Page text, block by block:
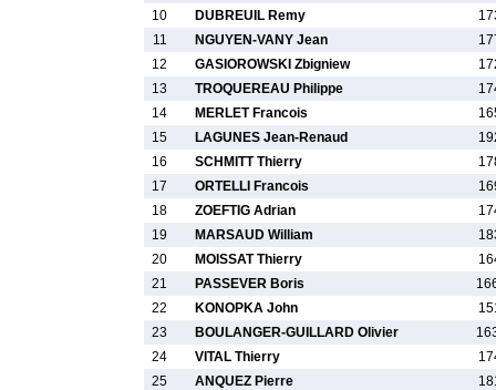
10
DUBREUIL Remy
11
NGUYEN-VANY Jean
12
GASIOROWSKI Zbigniew
13
TROQUEREAU Philippe
14
MERLET Francois
15
LAGUNES Jean-Renaud
16
SCHMITT Thierry
17
ORTELLI Francois
18
ZOEFTIG Adrian
19
MARSAUD William
20
MOISSAT Thierry
21
PASSEVER Boris
22
KONOPKA John
23
BOULANGER-GUILLARD Olivier
24
VITAL Thierry
25
ANQUEZ Pierre